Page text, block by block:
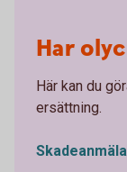
Har
Här kan du
ersättning.